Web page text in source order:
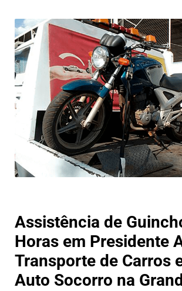
Assistência de
Horas em Presidente
Transporte de Carros
Auto Socorro na